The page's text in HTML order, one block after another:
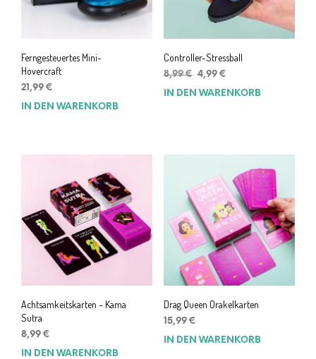
Ferngesteuertes Mini-
Hovercraft
21,99 €
IN DEN WARENKORB
Controller-Stressball
8,99€ Ursprünglicher
Preis
4,99 €Aktueller
Preis
IN DEN WARENKORB
Achtsamkeitskarten – Kama
Sutra
8,99 €
IN DEN WARENKORB
Drag Queen Orakelkarten
15,99 €
IN DEN WARENKORB